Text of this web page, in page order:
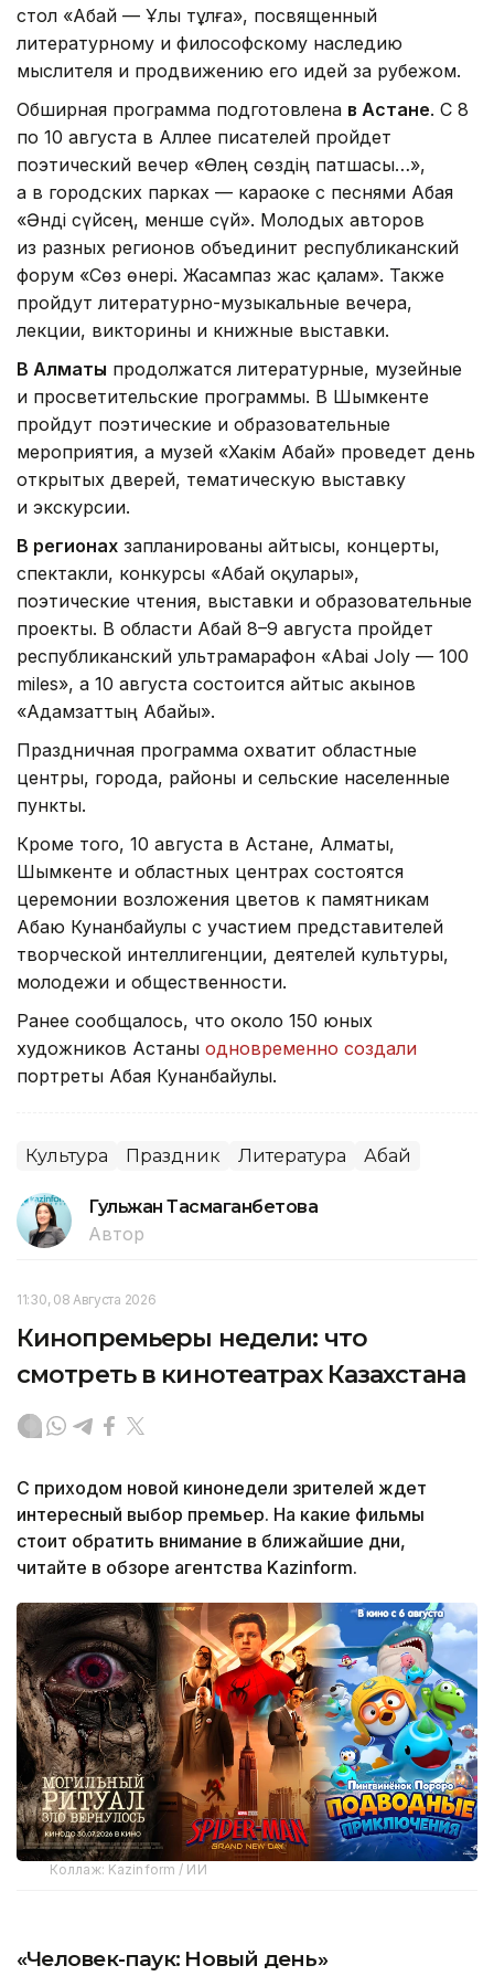
стол «Абай — Ұлы тұлға», посвященный
литературному и философскому наследию
мыслителя и продвижению его идей за рубежом.
Обширная программа подготовлена в Астане. С 8
по 10 августа в Аллее писателей пройдет
поэтический вечер «Өлең сөздің патшасы…»,
а в городских парках — караоке с песнями Абая
«Әнді сүйсең, менше сүй». Молодых авторов
из разных регионов объединит республиканский
форум «Сөз өнері. Жасампаз жас қалам». Также
пройдут литературно-музыкальные вечера,
лекции, викторины и книжные выставки.
В Алматы продолжатся литературные, музейные
и просветительские программы. В Шымкенте
пройдут поэтические и образовательные
мероприятия, а музей «Хакім Абай» проведет день
открытых дверей, тематическую выставку
и экскурсии.
В регионах запланированы айтысы, концерты,
спектакли, конкурсы «Абай оқулары»,
поэтические чтения, выставки и образовательные
проекты. В области Абай 8–9 августа пройдет
республиканский ультрамарафон «Abai Joly — 100
miles», а 10 августа состоится айтыс акынов
«Адамзаттың Абайы».
Праздничная программа охватит областные
центры, города, районы и сельские населенные
пункты.
Кроме того, 10 августа в Астане, Алматы,
Шымкенте и областных центрах состоятся
церемонии возложения цветов к памятникам
Абаю Кунанбайулы с участием представителей
творческой интеллигенции, деятелей культуры,
молодежи и общественности.
Ранее сообщалось, что около 150 юных
художников Астаны одновременно создали
портреты Абая Кунанбайулы.
Культура Праздник Литература Абай
Гульжан Тасмаганбетова
Автор
11:30, 08 Августа 2026
Кинопремьеры недели: что
смотреть в кинотеатрах Казахстана
С приходом новой кинонедели зрителей ждет
интересный выбор премьер. На какие фильмы
стоит обратить внимание в ближайшие дни,
читайте в обзоре агентства Kazinform.
Коллаж: Kazinform / ИИ
«Человек-паук: Новый день»